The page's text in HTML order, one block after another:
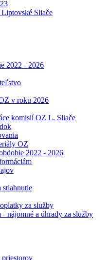
Sliače
2022 - 2026
v roku 2026
komisií OZ L. Sliače
OZ
2022 - 2026
stiahnutie
za služby
- nájomné a úhrady za služby
priestorov